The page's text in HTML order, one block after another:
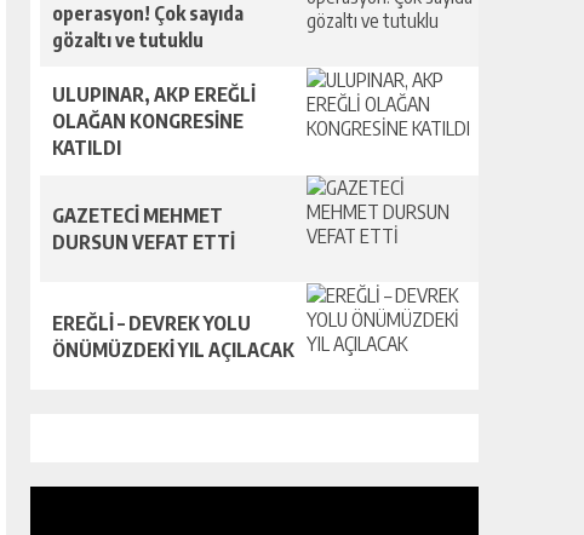
operasyon! Çok sayıda
gözaltı ve tutuklu
ULUPINAR, AKP EREĞLİ
OLAĞAN KONGRESİNE
KATILDI
GAZETECİ MEHMET
DURSUN VEFAT ETTİ
EREĞLİ – DEVREK YOLU
ÖNÜMÜZDEKİ YIL AÇILACAK